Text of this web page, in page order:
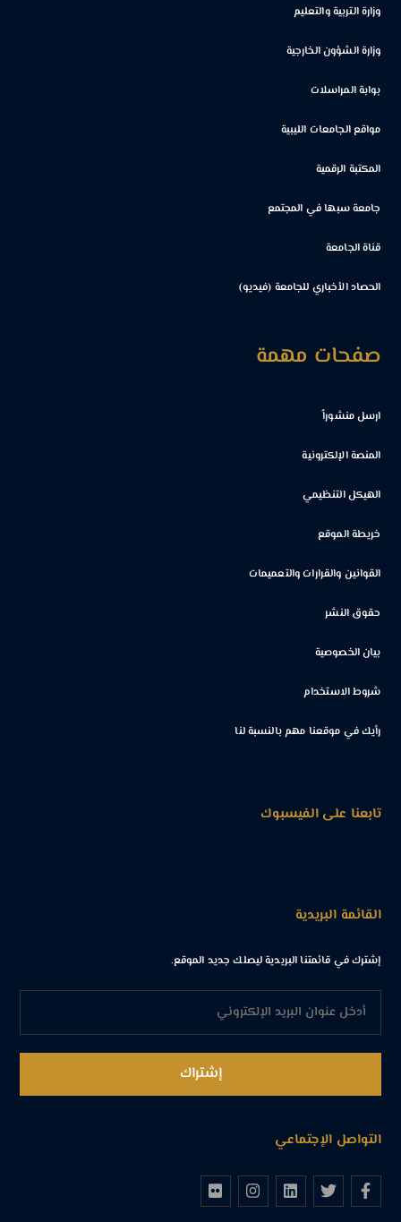
وزارة التربية والتعليم
وزارة الشؤون الخارجية
بوابة المراسلات
مواقع الجامعات الليبية
المكتبة الرقمية
جامعة سبها في المجتمع
قناة الجامعة
الحصاد الأخباري للجامعة (فيديو)
صفحات مهمة
ارسل منشوراً
المنصة الإلكترونية
الهيكل التنظيمي
خريطة الموقع
القوانين والقرارات والتعميمات
حقوق النشر
بيان الخصوصية
شروط الاستخدام
رأيك في موقعنا مهم بالنسبة لنا
تابعنا على الفيسبوك
القائمة البريدية
إشترك في قائمتنا البريدية ليصلك جديد الموقع.
التواصل الإجتماعي